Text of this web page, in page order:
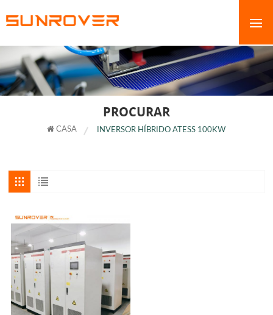
PROCURAR
CASA INVERSOR HÍBRIDO ATESS 100KW